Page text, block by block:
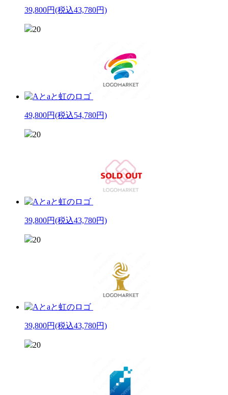
39,800円(税込43,780円)
20
49,800円(税込54,780円)
20
39,800円(税込43,780円)
20
39,800円(税込43,780円)
20